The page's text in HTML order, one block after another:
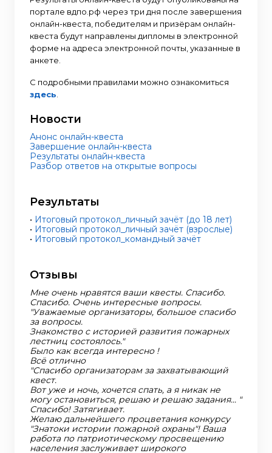
портале вдпо.рф через три дня после завершения
онлайн-квеста, победителям и призёрам онлайн-
квеста будут направлены дипломы в электронной
форме на адреса электронной почты, указанные в
анкете.
С подробными правилами можно ознакомиться
здесь
Новости
Анонс онлайн-квеста
Завершение онлайн-квеста
Результаты онлайн-квеста
Разбор ответов на открытые вопросы
Результаты
• Итоговый протокол_личный зачёт (до 18 лет)
• Итоговый протокол_личный зачёт (взрослые)
• Итоговый протокол_командный зачёт
Отзывы
Мне очень нравятся ваши квесты. Спасибо.
Спасибо. Очень интересные вопросы.
"Уважаемые организаторы, большое спасибо
за вопросы.
Знакомство с историей развития пожарных
лестниц состоялось."
Было как всегда интересно !
Всё отлично
"Спасибо организаторам за захватывающий
квест.
Вот уже и ночь, хочется спать, а я никак не
могу остановиться, решаю и решаю задания... "
Спасибо! Затягивает.
Желаю дальнейшего процветания конкурсу
"Знатоки истории пожарной охраны"! Ваша
работа по патриотическому просвещению
населения заслуживает широкого